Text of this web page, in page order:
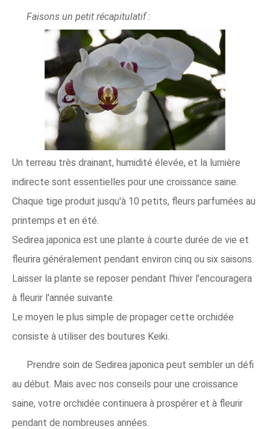
Faisons un petit récapitulatif :
Un terreau très drainant, humidité élevée, et la lumière
indirecte sont essentielles pour une croissance saine.
Chaque tige produit jusqu'à 10 petits, fleurs parfumées au
printemps et en été.
Sedirea japonica est une plante à courte durée de vie et
fleurira généralement pendant environ cinq ou six saisons.
Laisser la plante se reposer pendant l'hiver l'encouragera
à fleurir l'année suivante.
Le moyen le plus simple de propager cette orchidée
consiste à utiliser des boutures Keiki.
Prendre soin de Sedirea japonica peut sembler un défi
au début. Mais avec nos conseils pour une croissance
saine, votre orchidée continuera à prospérer et à fleurir
pendant de nombreuses années.